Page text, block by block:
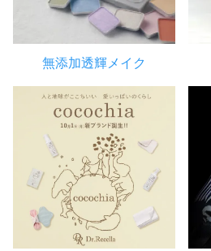
無添加透輝メイク